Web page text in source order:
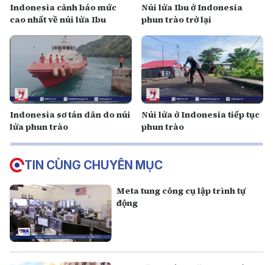
Indonesia cảnh báo mức
cao nhất về núi lửa Ibu
Núi lửa Ibu ở Indonesia
phun trào trở lại
Indonesia sơ tán dân do núi
lửa phun trào
Núi lửa ở Indonesia tiếp tục
phun trào
TIN CÙNG CHUYÊN MỤC
Meta tung công cụ lập trình tự
động